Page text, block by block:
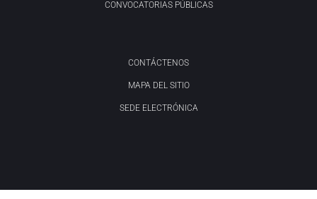
CONVOCATORIAS PÚBLICAS
CONTÁCTENOS
MAPA DEL SITIO
SEDE ELECTRÓNICA